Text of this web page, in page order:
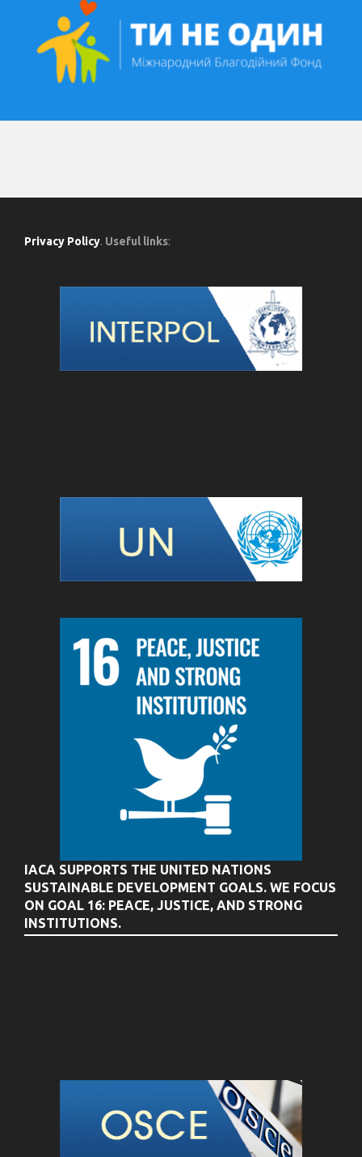
Privacy Policy. Useful links:
IACA SUPPORTS THE UNITED NATIONS
SUSTAINABLE DEVELOPMENT GOALS. WE FOCUS
ON GOAL 16: PEACE, JUSTICE, AND STRONG
INSTITUTIONS.